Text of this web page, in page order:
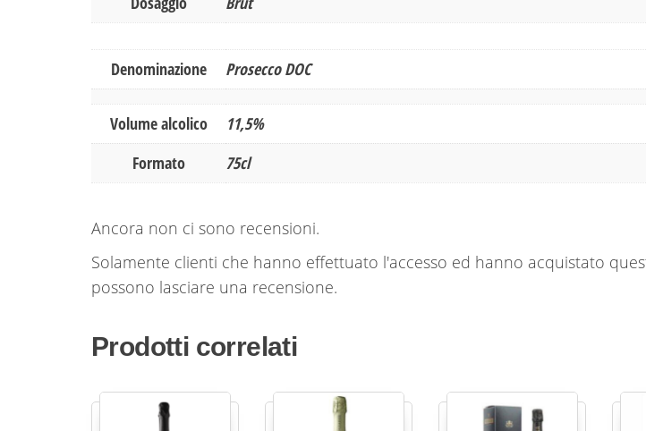
Denominazione Prosecco DOC
Volume alcolico
11,5%
Formato
75cl
Ancora non ci sono recensioni.
Solamente clienti che hanno effettuato l'accesso ed hanno acquistato
possono lasciare una recensione.
Prodotti correlati